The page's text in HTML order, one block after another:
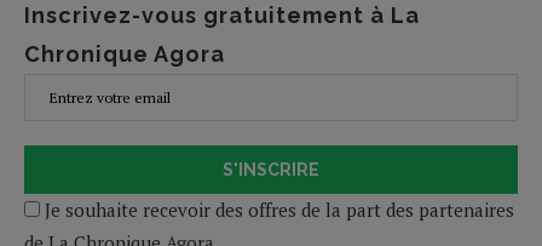
Inscrivez-vous gratuitement à La
Chronique Agora
S'INSCRIRE
Je souhaite recevoir des offres de la part des partenaires